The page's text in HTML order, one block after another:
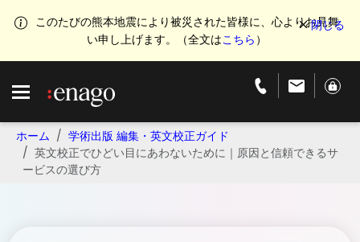
このたびの熊本地震により被災された皆様に、心よりお見舞
い申し上げます。（全文はこちら ）
ホーム
学術出版 編集・英文校正ガイド
英文校正でひどい目にあわないために｜原因と信頼できるサ
ービスの選び方